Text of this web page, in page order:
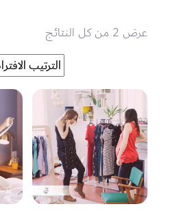
عرض ⁦2⁩ من كل النتائج